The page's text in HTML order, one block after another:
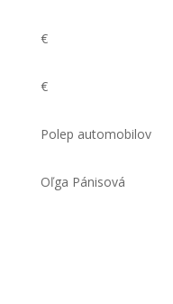
€
€
Polep automobilov
Oľga Pánisová